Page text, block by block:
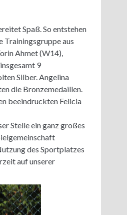
Spaß. So entstehen
Trainingsgruppe aus
Ahmet (W14),
9
Silber. Angelina
die Bronzemedaillen.
beeindruckten Felicia
Stelle ein ganz großes
des Sportplatzes
auf unserer